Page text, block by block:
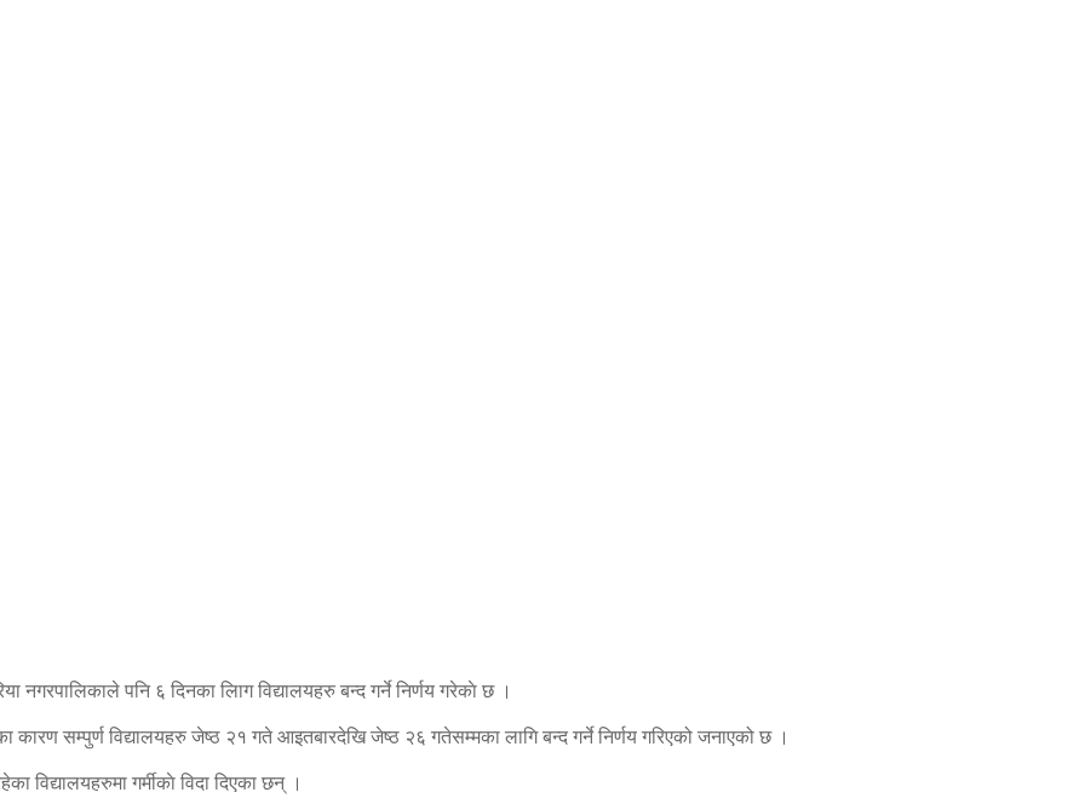
नगरपालिकाले पनि ६ दिनका लािग विद्यालयहरु बन्द गर्ने निर्णय गरेकाे छ ।
कारण सम्पुर्ण विद्यालयहरु जेष्ठ २१ गते आइतबारदेखि जेष्ठ २६ गतेसम्मका लागि बन्द गर्ने निर्णय गरिएको जनाएको छ ।
विद्यालयहरुमा गर्मीकाे विदा दिएका छन् ।